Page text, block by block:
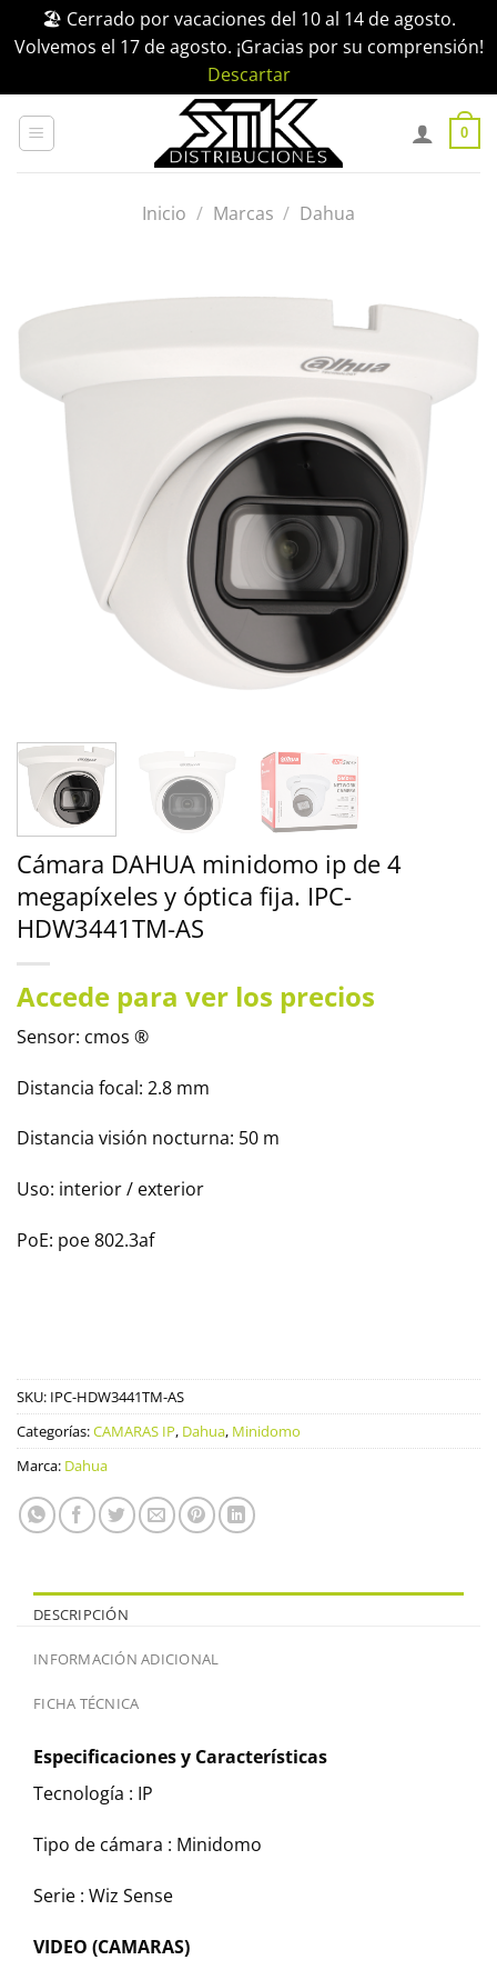
🏖️ Cerrado por vacaciones del 10 al 14 de agosto.
Volvemos el 17 de agosto. ¡Gracias por su comprensión!
Descartar
0
Inicio / Marcas / Dahua
Cámara DAHUA minidomo ip de 4
megapíxeles y óptica fija. IPC-
HDW3441TM-AS
Accede para ver los precios
Sensor: cmos ®
Distancia focal: 2.8 mm
Distancia visión nocturna: 50 m
Uso: interior / exterior
PoE: poe 802.3af
SKU: IPC-HDW3441TM-AS
Categorías:CAMARAS IP, Dahua, Minidomo
Marca: Dahua
DESCRIPCIÓN
INFORMACIÓN ADICIONAL
FICHA TÉCNICA
Especificaciones y Características
Tecnología : IP
Tipo de cámara : Minidomo
Serie : Wiz Sense
VIDEO (CAMARAS)